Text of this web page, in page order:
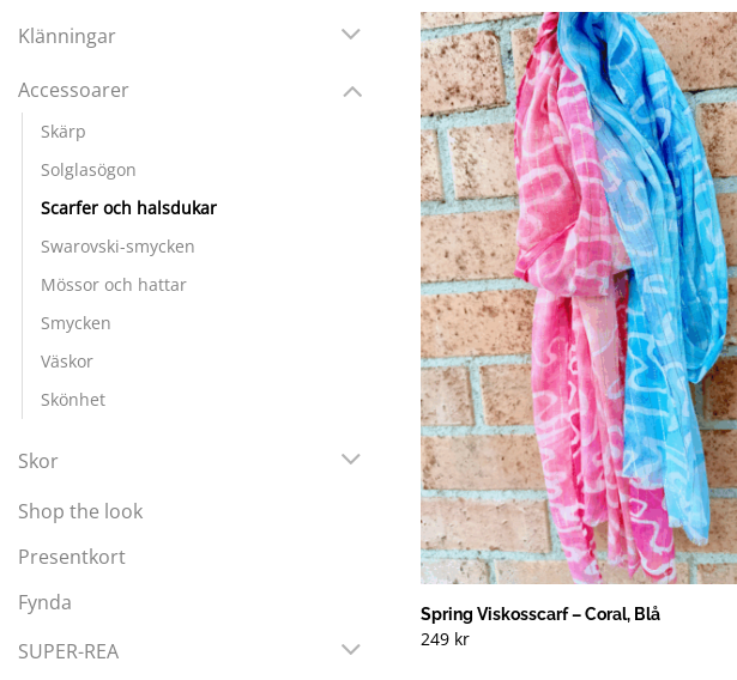
Klänningar
Accessoarer
Skärp
Solglasögon
Scarfer och halsdukar
Swarovski-smycken
Mössor och hattar
Smycken
Väskor
Skönhet
Skor
Shop the look
Presentkort
Fynda
SUPER-REA
senaste
Spring Viskosscarf – Coral, Blå
249 kr